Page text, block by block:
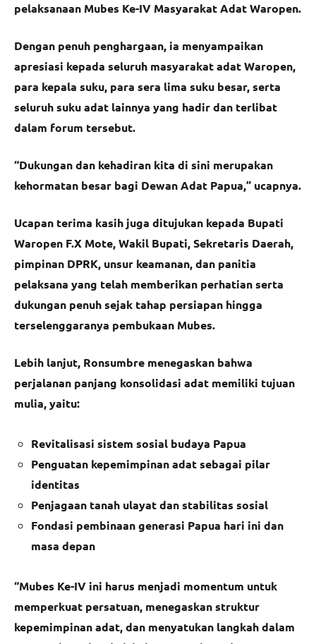
pelaksanaan Mubes Ke-IV Masyarakat Adat Waropen.
Dengan penuh penghargaan, ia menyampaikan
apresiasi kepada seluruh masyarakat adat Waropen,
para kepala suku, para sera lima suku besar, serta
seluruh suku adat lainnya yang hadir dan terlibat
dalam forum tersebut.
“Dukungan dan kehadiran kita di sini merupakan
kehormatan besar bagi Dewan Adat Papua,” ucapnya.
Ucapan terima kasih juga ditujukan kepada Bupati
Waropen F.X Mote, Wakil Bupati, Sekretaris Daerah,
pimpinan DPRK, unsur keamanan, dan panitia
pelaksana yang telah memberikan perhatian serta
dukungan penuh sejak tahap persiapan hingga
terselenggaranya pembukaan Mubes.
Lebih lanjut, Ronsumbre menegaskan bahwa
perjalanan panjang konsolidasi adat memiliki tujuan
mulia, yaitu:
Revitalisasi sistem sosial budaya Papua
Penguatan kepemimpinan adat sebagai pilar
identitas
Penjagaan tanah ulayat dan stabilitas sosial
Fondasi pembinaan generasi Papua hari ini dan
masa depan
“Mubes Ke-IV ini harus menjadi momentum untuk
memperkuat persatuan, menegaskan struktur
kepemimpinan adat, dan menyatukan langkah dalam